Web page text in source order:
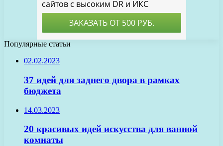
Популярные статьи
02.02.2023
37 идей для заднего двора в рамках
бюджета
14.03.2023
20 красивых идей искусства для ванной
комнаты